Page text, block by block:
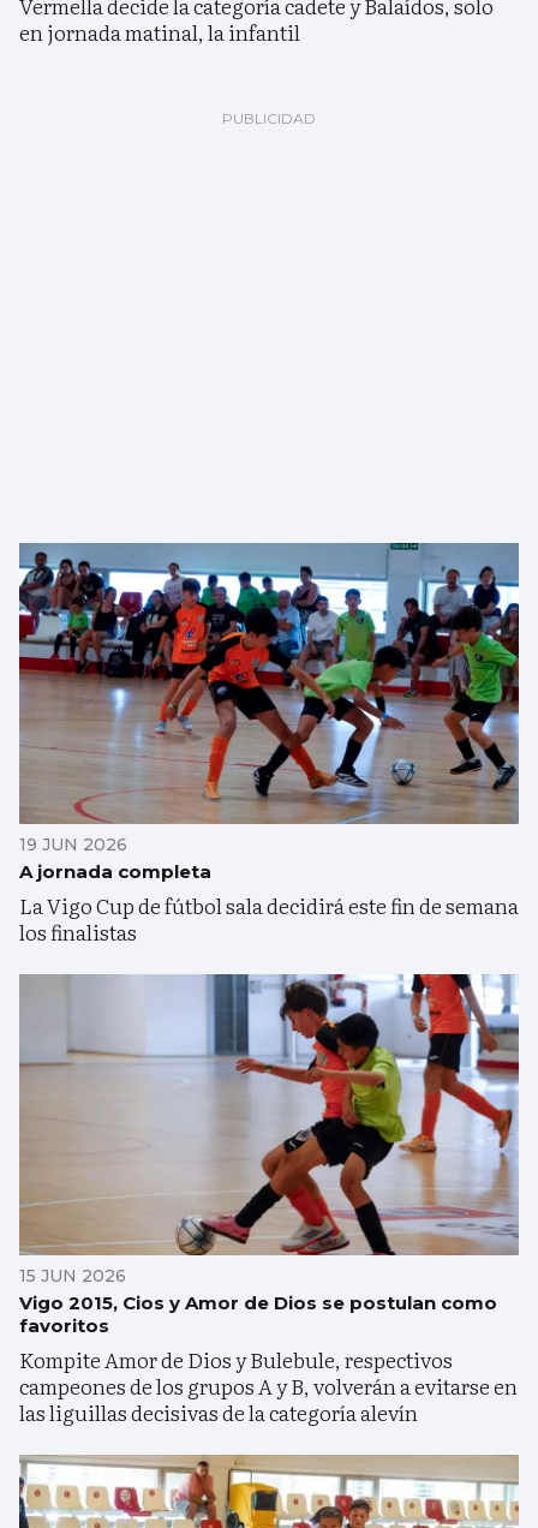
en jornada matinal, la infantil
19 JUN 2026
A jornada completa
La Vigo Cup de fútbol sala decidirá este fin de semana
los finalistas
15 JUN 2026
Vigo 2015, Cios y Amor de Dios se postulan como
favoritos
Kompite Amor de Dios y Bulebule, respectivos
campeones de los grupos A y B, volverán a evitarse en
las liguillas decisivas de la categoría alevín